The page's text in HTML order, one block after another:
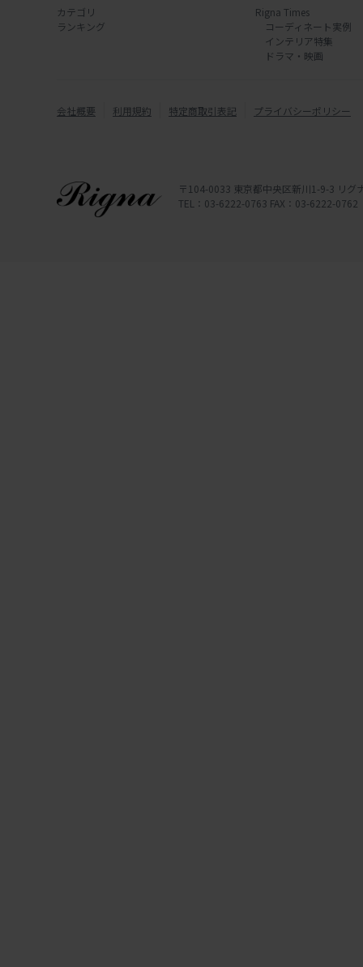
カテゴリ
ランキング
Rigna Times
コーディネート実例
インテリア特集
ドラマ・映画
会社概要 利用規約 特定商取引表記 プライバシーポリシー
〒104-0033 東京都中央区新川1-9-3 リグ
TEL：03-6222-0763 FAX：03-6222-0762